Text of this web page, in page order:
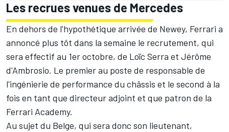
Les recrues venues de Mercedes
En dehors de l'hypothétique arrivée de Newey, Ferrari a
annoncé plus tôt dans la semaine le recrutement, qui
sera effectif au 1er octobre, de Loïc Serra et Jérôme
d'Ambrosio. Le premier au poste de responsable de
l'ingénierie de performance du châssis et le second à la
fois en tant que directeur adjoint et que patron de la
Ferrari Academy.
Au sujet du Belge, qui sera donc son lieutenant,